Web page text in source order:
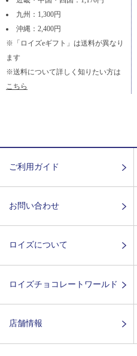
九州：1,300円
沖縄：2,400円
※「ロイズeギフト」は送料が異なり
ます
※送料について詳しく知りたい方は
こちら
ご利用ガイド
お問い合わせ
ロイズについて
ロイズチョコレートワールド
店舗情報